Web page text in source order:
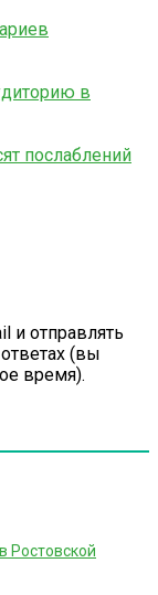
в
послаблений
и отправлять
(вы
время).
Ростовской